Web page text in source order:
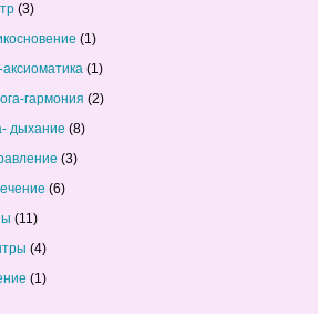
(3)
(1)
(1)
гармония (2)
дыхание (8)
(3)
(6)
(11)
(4)
(1)